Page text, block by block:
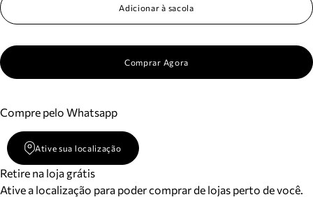
Adicionar à sacola
Comprar Agora
Compre pelo Whatsapp
Ative sua localização
Retire na loja grátis
Ative a localização para poder comprar de lojas perto de você.